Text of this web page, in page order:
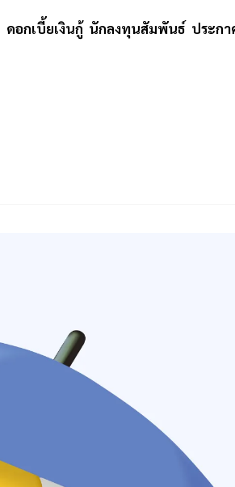
ดอกเบี้ยเงินกู้ นักลงทุนสัมพันธ์ ประก